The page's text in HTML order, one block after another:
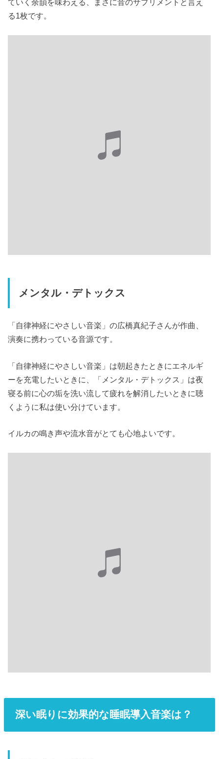
ていく余韻を味わえる、まさに音のサプリメントと言え
る1枚です。
メンタル・デトックス
「自律神経にやさしい音楽」の広橋真紀子さんが作曲、
演奏に携わっている音源です。
「自律神経にやさしい音楽」は朝起きたときにエネルギ
ーを充電したいときに、「メンタル・デトックス」は夜
寝る前に心の垢を洗い流して疲れを解消したいときに聴
くように私は使い分けています。
イルカの鳴き声や流水音がとても心地よいです。
深い眠りに効果的な睡眠導入音楽は？